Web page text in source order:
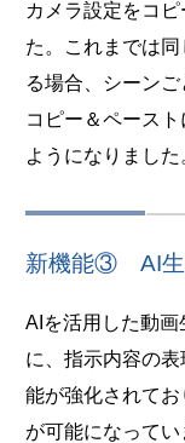
カメラ設定をコ
た。これまでは
る場合、シーン
コピー＆ペース
ようになりました
新機能③ AI生
AIを活用した動
に、指示内容の
能が強化されて
が可能になってい